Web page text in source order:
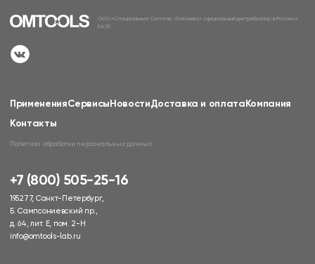
ООО «Специальные Системы. Фотоника» официальный дистрибьютор в России и
ЕАЭС
ПримененияСервисыНовостиДоставка и оплатаКомпания
Контакты
Политика обработки персональных данных
+7 (800) 505-25-16
195277, Санкт-Петербург,
Б. Сампсониевский пр.,
д. 64, лит. Е, пом. 2-Н
info@omtools-lab.ru